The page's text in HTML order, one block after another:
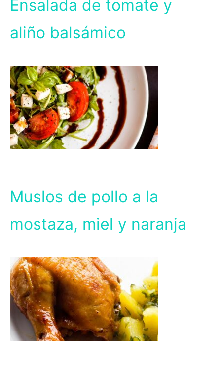
Ensalada de tomate y
aliño balsámico
Muslos de pollo a la
mostaza, miel y naranja